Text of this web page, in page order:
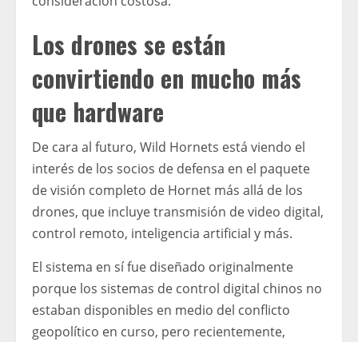
Los drones se están
convirtiendo en mucho más
que hardware
De cara al futuro, Wild Hornets está viendo el
interés de los socios de defensa en el paquete
de visión completo de Hornet más allá de los
drones, que incluye transmisión de video digital,
control remoto, inteligencia artificial y más.
El sistema en sí fue diseñado originalmente
porque los sistemas de control digital chinos no
estaban disponibles en medio del conflicto
geopolítico en curso, pero recientemente,